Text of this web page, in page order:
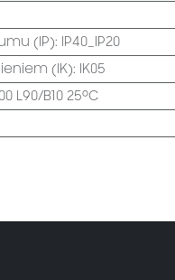
(IP): IP40_IP20
(IK): IK05
L90/B10 25⁰C